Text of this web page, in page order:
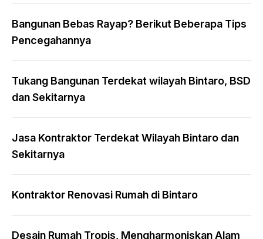
Bangunan Bebas Rayap? Berikut Beberapa Tips
Pencegahannya
Tukang Bangunan Terdekat wilayah Bintaro, BSD
dan Sekitarnya
Jasa Kontraktor Terdekat Wilayah Bintaro dan
Sekitarnya
Kontraktor Renovasi Rumah di Bintaro
Desain Rumah Tropis, Mengharmoniskan Alam